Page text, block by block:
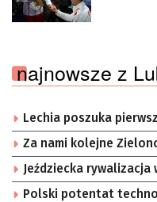
najnowsze z
Lechia poszuka
Za nami kolejne
Jeździecka rywalizacja
Polski potentat